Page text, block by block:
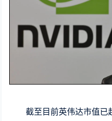
截至目前英伟达市值已